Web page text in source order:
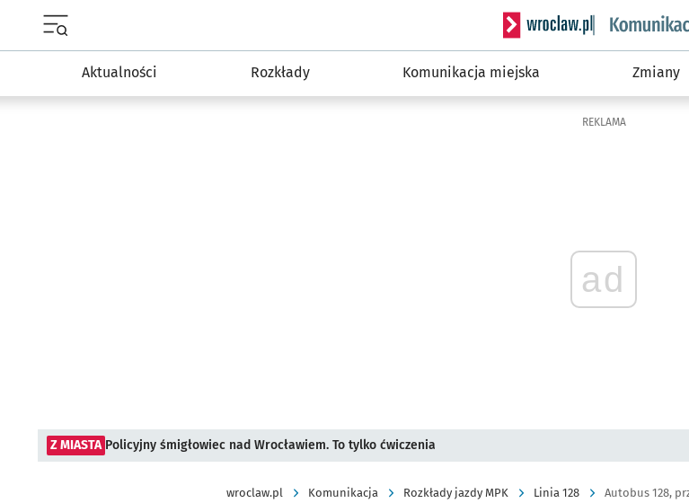
Serwis informacyjny
Aktualności Rozkłady Komunikacja miejska Zmiany
REKLAMA
ad
Z MIASTA Policyjny śmigłowiec nad Wrocławiem. To tylko ćwiczenia
wroclaw.pl Komunikacja Rozkłady jazdy MPK Linia 128 Autobus 128,